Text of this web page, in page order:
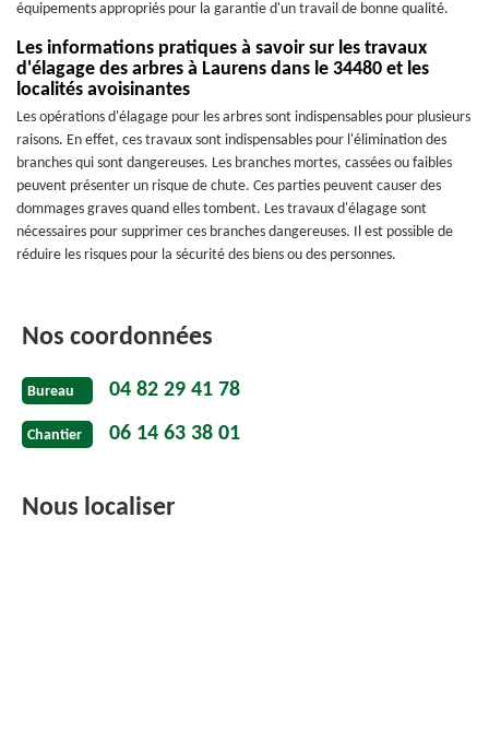
équipements appropriés pour la garantie d'un travail de bonne qualité.
Les informations pratiques à savoir sur les travaux
d'élagage des arbres à Laurens dans le 34480 et les
localités avoisinantes
Les opérations d'élagage pour les arbres sont indispensables pour plusieurs
raisons. En effet, ces travaux sont indispensables pour l'élimination des
branches qui sont dangereuses. Les branches mortes, cassées ou faibles
peuvent présenter un risque de chute. Ces parties peuvent causer des
dommages graves quand elles tombent. Les travaux d'élagage sont
nécessaires pour supprimer ces branches dangereuses. Il est possible de
réduire les risques pour la sécurité des biens ou des personnes.
Nos coordonnées
Bureau 04 82 29 41 78
Chantier 06 14 63 38 01
Nous localiser